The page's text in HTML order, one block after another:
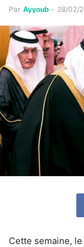
Par Ayyoub - 28/02/
Cette semaine,